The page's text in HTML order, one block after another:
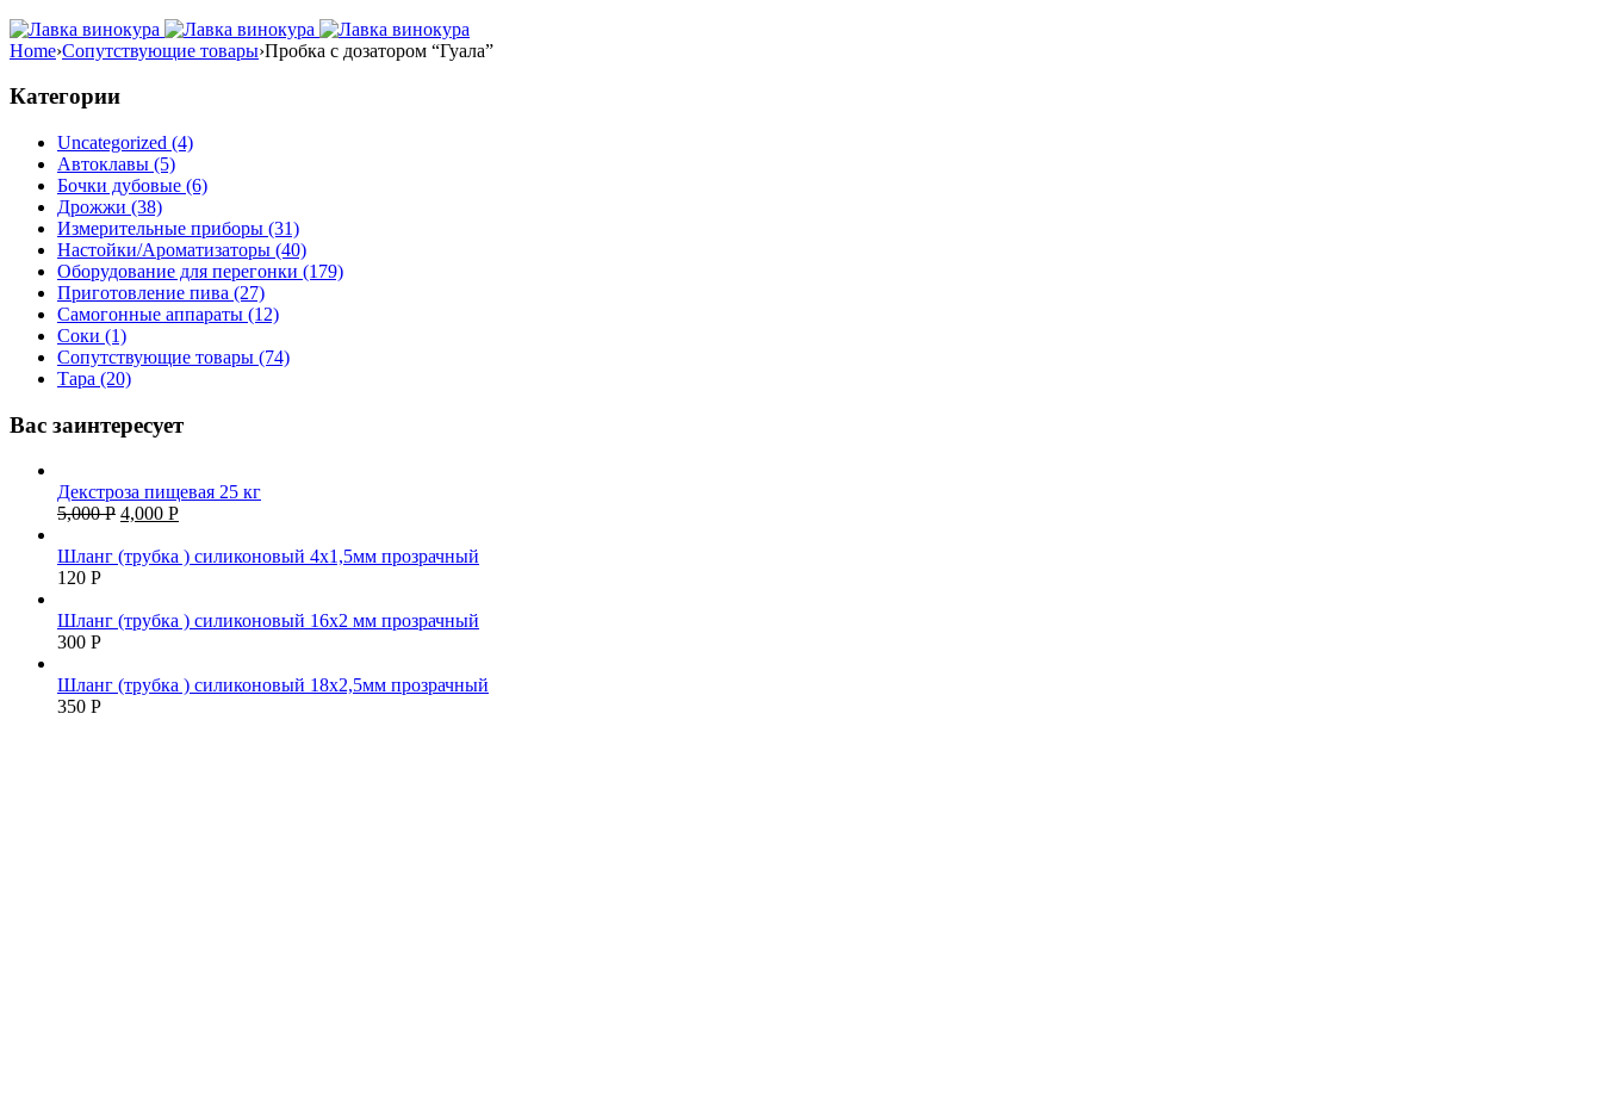
Home›Сопутствующие товары›Пробка с дозатором “Гуала”
Категории
Uncategorized (4)
Автоклавы (5)
Бочки дубовые (6)
Дрожжи (38)
Измерительные приборы (31)
Настойки/Ароматизаторы (40)
Оборудование для перегонки (179)
Приготовление пива (27)
Самогонные аппараты (12)
Соки (1)
Сопутствующие товары (74)
Тара (20)
Вас заинтересует
Декстроза пищевая 25 кг
5,000Р 4,000 Р
Шланг (трубка ) силиконовый 4х1,5мм прозрачный
120 Р
Шланг (трубка ) силиконовый 16х2 мм прозрачный
300 Р
Шланг (трубка ) силиконовый 18х2,5мм прозрачный
350 Р